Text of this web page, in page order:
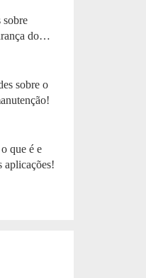
sobre
do
sobre o
que é e
aplicações!